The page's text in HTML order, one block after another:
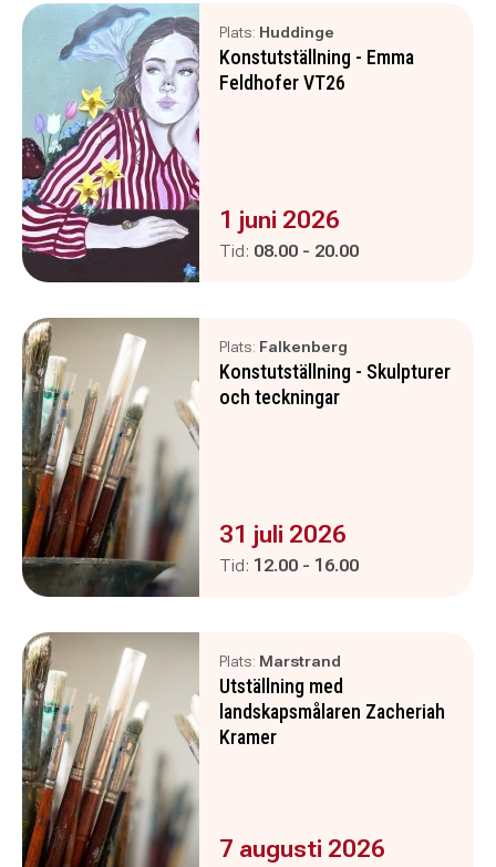
Plats: Huddinge
Konstutställning - Emma
Feldhofer VT26
Evenemanget är :
1 juni 2026
Tid: Pågår mellan
08.00 - och
20.00
Plats: Falkenberg
Konstutställning - Skulpturer
och teckningar
Evenemanget är :
31 juli 2026
Tid: Pågår mellan
12.00 - och
16.00
Plats: Marstrand
Utställning med
landskapsmålaren Zacheriah
Kramer
Evenemanget är :
7 augusti 2026